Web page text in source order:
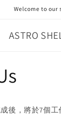
Welcome to our
ASTRO
後，將於7個